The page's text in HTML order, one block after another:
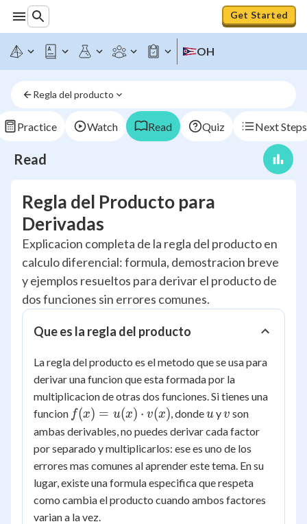
Get Started
OH
Regla del producto
Practice Watch Read Quiz Next Steps
Read
Regla del Producto para
Derivadas
Explicacion completa de la regla del producto en
calculo diferencial: formula, demostracion breve
y ejemplos resueltos para derivar el producto de
dos funciones sin errores comunes.
Que es la regla del producto
La regla del producto es el metodo que se usa para
derivar una funcion que esta formada por la
multiplicacion de otras dos funciones. Si tienes una
funcion f(x)
=
u(x)
\cdot
f(x) = u(x) ⋅ v(x), dondeu
uyv
v son
ambas derivables, no puedes derivar cada factor
por separado y multiplicarlos: ese es uno de los
errores mas comunes al aprender este tema. En su
lugar, existe una formula especifica que respeta
como cambia el producto cuando ambos factores
varian a la vez.